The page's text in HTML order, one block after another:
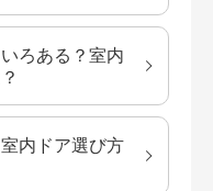
ろある？室内
内ドア選び方